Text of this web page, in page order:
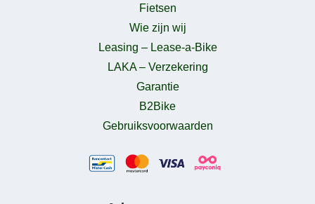
Fietsen
Wie zijn wij
Leasing – Lease-a-Bike
LAKA – Verzekering
Garantie
B2Bike
Gebruiksvoorwaarden